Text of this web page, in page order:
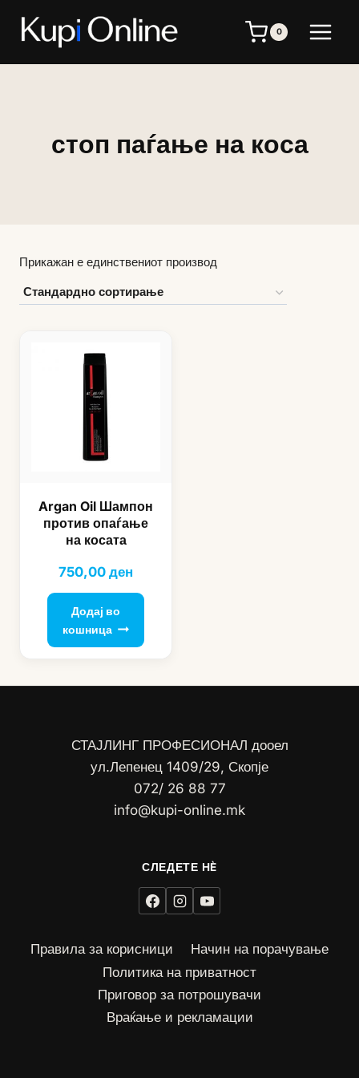
0
стоп паѓање на коса
Прикажан е единствениот производ
Argan Oil Шампон
против опаѓање
на косата
750,00 ден
Додај во
кошница
СТАЈЛИНГ ПРОФЕСИОНАЛ дооел
ул.Лепенец 1409/29, Скопје
072/ 26 88 77
info@kupi-online.mk
Правила за корисници
Начин на порачување
Политика на приватност
Приговор за потрошувачи
Враќање и рекламации